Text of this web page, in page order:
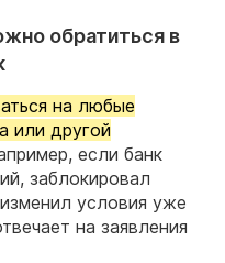
обратиться в
на любые
или другой
если банк
заблокировал
условия уже
на заявления